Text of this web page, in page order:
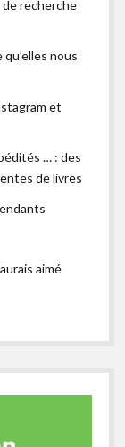
de recherche
nous
et
… : des
de livres
aimé